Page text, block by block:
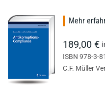
Mehr
189,00 €
ISBN 978-3-
C.F. Müller